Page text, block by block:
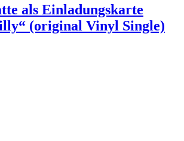
als Einladungskarte
(original Vinyl Single)